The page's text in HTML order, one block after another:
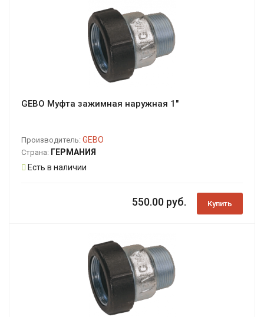
GEBO Муфта зажимная наружная 1"
Производитель: GEBO
Страна: ГЕРМАНИЯ
Есть в наличии
550.00 руб. Купить